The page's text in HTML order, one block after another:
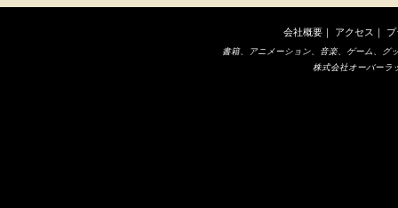
会社概要 ｜ アクセス ｜
書籍、アニメーション、音楽、ゲーム、グ
株式会社オーバーラ